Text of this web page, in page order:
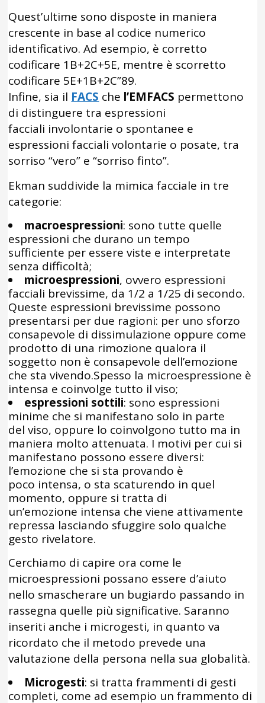
Quest’ultime sono disposte in maniera
crescente in base al codice numerico
identificativo. Ad esempio, è corretto
codificare 1B+2C+5E, mentre è scorretto
codificare 5E+1B+2C”89.
Infine, sia il FACS che l’EMFACS permettono
di distinguere tra espressioni
facciali involontarie o spontanee e
espressioni facciali volontarie o posate, tra
sorriso “vero” e “sorriso finto”.
Ekman suddivide la mimica facciale in tre
categorie:
macroespressioni: sono tutte quelle
espressioni che durano un tempo
sufficiente per essere viste e interpretate
senza difficoltà;
microespressioni, ovvero espressioni
facciali brevissime, da 1/2 a 1/25 di secondo.
Queste espressioni brevissime possono
presentarsi per due ragioni: per uno sforzo
consapevole di dissimulazione oppure come
prodotto di una rimozione qualora il
soggetto non è consapevole dell’emozione
che sta vivendo.Spesso la microespressione è
intensa e coinvolge tutto il viso;
espressioni sottili: sono espressioni
minime che si manifestano solo in parte
del viso, oppure lo coinvolgono tutto ma in
maniera molto attenuata. I motivi per cui si
manifestano possono essere diversi:
l’emozione che si sta provando è
poco intensa, o sta scaturendo in quel
momento, oppure si tratta di
un’emozione intensa che viene attivamente
repressa lasciando sfuggire solo qualche
gesto rivelatore.
Cerchiamo di capire ora come le
microespressioni possano essere d’aiuto
nello smascherare un bugiardo passando in
rassegna quelle più significative. Saranno
inseriti anche i microgesti, in quanto va
ricordato che il metodo prevede una
valutazione della persona nella sua globalità.
Microgesti: si tratta frammenti di gesti
completi, come ad esempio un frammento di